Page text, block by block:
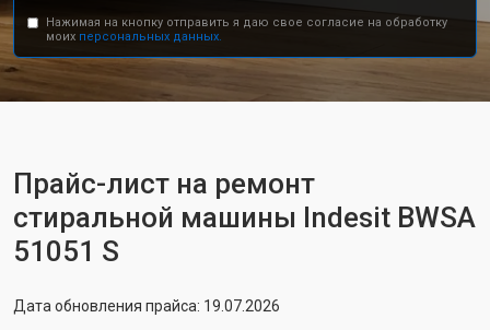
Нажимая на кнопку отправить я даю свое согласие на обработку
моих персональных данных.
Прайс-лист на ремонт
стиральной машины Indesit BWSA
51051 S
Дата обновления прайса: 19.07.2026